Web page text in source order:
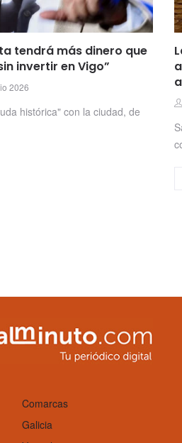
tendrá más dinero que
invertir en Vigo”
2026
histórica" con la ciudad, de
Comarcas
Galicia